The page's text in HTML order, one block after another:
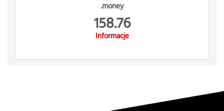
.money
158.76
Informacje